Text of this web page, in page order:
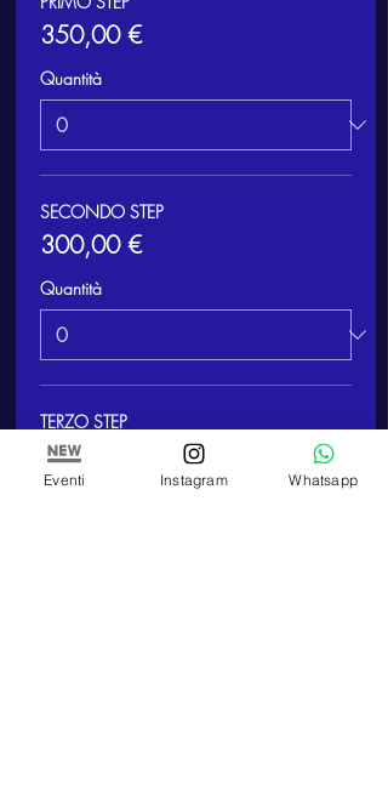
350,00 €
Quantità
SECONDO STEP
300,00 €
Quantità
TERZO STEP
300,00 €
Eventi Instagram Whatsapp